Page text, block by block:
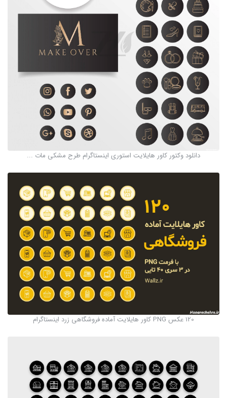
دانلود وکتور کاور هایلایت استوری اینستاگرام طرح مشکی مات ...
120 عکس PNG کاور هایلایت آماده فروشگاهی زرد اینستاگرام